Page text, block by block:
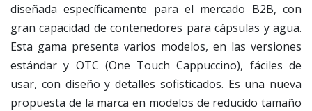
diseñada específicamente para el mercado B2B, con
gran capacidad de contenedores para cápsulas y agua.
Esta gama presenta varios modelos, en las versiones
estándar y OTC (One Touch Cappuccino), fáciles de
usar, con diseño y detalles sofisticados. Es una nueva
propuesta de la marca en modelos de reducido tamaño